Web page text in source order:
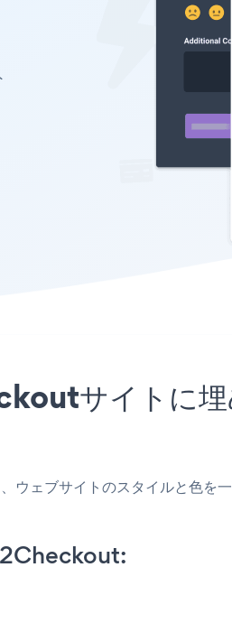
サイトに埋
ウェブサイトのスタイルと色